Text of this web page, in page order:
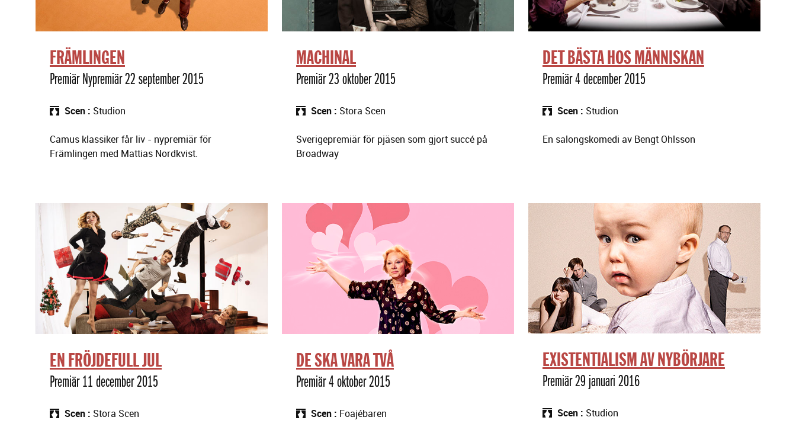
FRÄMLINGEN
Premiär Nypremiär 22 september 2015
Scen Studion
Camus klassiker får liv - nypremiär för
Främlingen med Mattias Nordkvist.
MACHINAL
Premiär 23 oktober 2015
Scen Stora Scen
Sverigepremiär för pjäsen som gjort succé på
Broadway
DET BÄSTA HOS MÄNNISKAN
Premiär 4 december 2015
Scen Studion
En salongskomedi av Bengt Ohlsson
EN FRÖJDEFULL JUL
Premiär 11 december 2015
Scen Stora Scen
DE SKA VARA TVÅ
Premiär 4 oktober 2015
Scen Foajébaren
EXISTENTIALISM AV NYBÖRJARE
Premiär 29 januari 2016
Scen Studion